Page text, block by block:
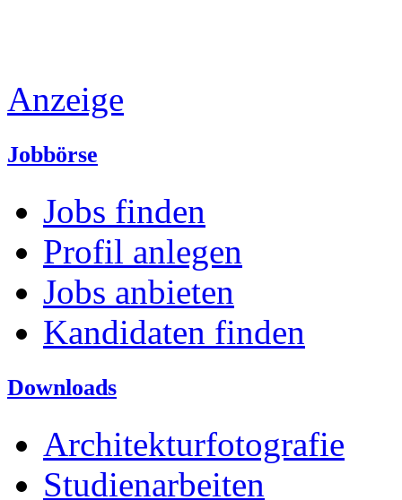
Anzeige
Jobbörse
Jobs finden
Profil anlegen
Jobs anbieten
Kandidaten finden
Downloads
Architekturfotografie
Studienarbeiten